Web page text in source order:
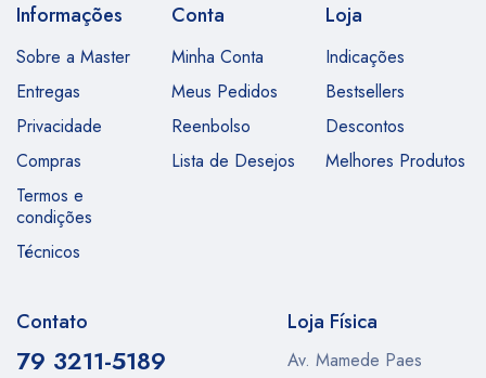
Informações
Sobre a Master
Entregas
Privacidade
Compras
Termos e
condições
Técnicos
Conta
Minha Conta
Meus Pedidos
Reenbolso
Lista de Desejos
Loja
Indicações
Bestsellers
Descontos
Melhores Produtos
Contato
79 3211-5189
Loja Física
Av. Mamede Paes